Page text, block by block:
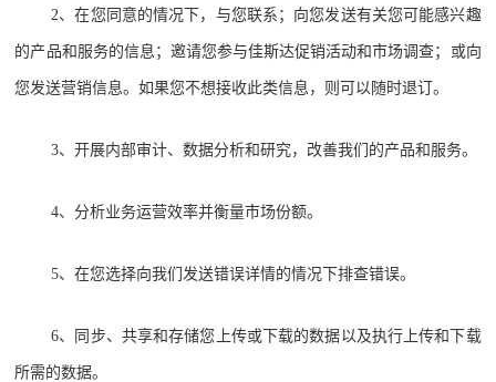
2、在您同意的情况下，与您联系；向您发送有关您可能感兴趣
的产品和服务的信息；邀请您参与佳斯达促销活动和市场调查；或向
您发送营销信息。如果您不想接收此类信息，则可以随时退订。
3、开展内部审计、数据分析和研究，改善我们的产品和服务。
4、分析业务运营效率并衡量市场份额。
5、在您选择向我们发送错误详情的情况下排查错误。
6、同步、共享和存储您上传或下载的数据以及执行上传和下载
所需的数据。